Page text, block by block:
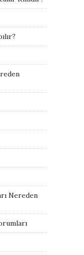
Nereden